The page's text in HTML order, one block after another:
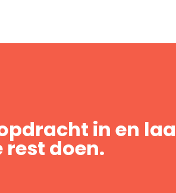
in en
rest doen.